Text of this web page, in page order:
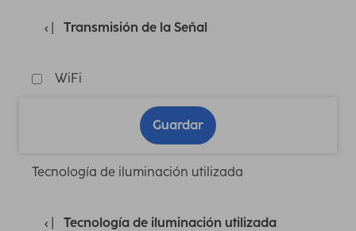
Transmisión de la Señal
WiFi
Guardar
Tecnología de iluminación utilizada
Tecnología de iluminación utilizada